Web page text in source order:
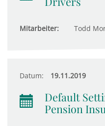
Mitarbeiter: Todd
Datum: 19.11.2019
Default
Pension